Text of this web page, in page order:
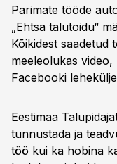
Parimate tööde
„Ehtsa talutoidu“
Kõikidest saadetud
meeleolukas video,
Facebooki
Eestimaa
tunnustada ja
töö kui ka hobina